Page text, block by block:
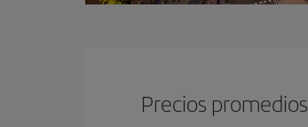
Precios